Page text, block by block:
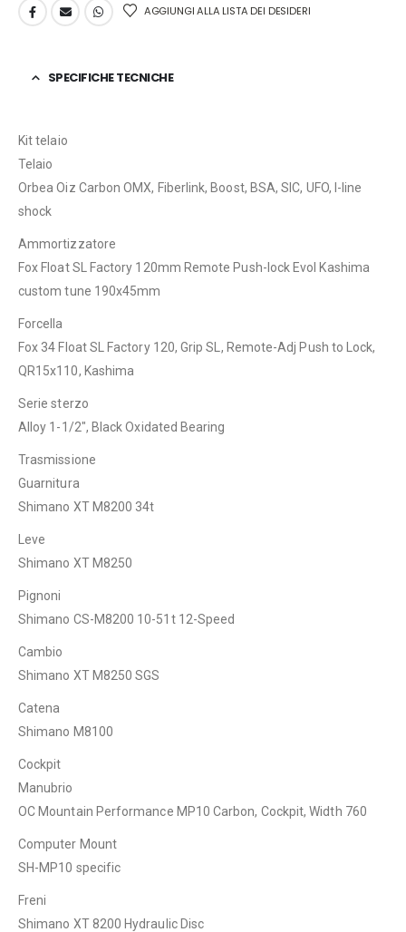
AGGIUNGI ALLA LISTA DEI DESIDERI
SPECIFICHE TECNICHE
Kit telaio
Telaio
Orbea Oiz Carbon OMX, Fiberlink, Boost, BSA, SIC, UFO, I-line
shock
Ammortizzatore
Fox Float SL Factory 120mm Remote Push-lock Evol Kashima
custom tune 190x45mm
Forcella
Fox 34 Float SL Factory 120, Grip SL, Remote-Adj Push to Lock,
QR15x110, Kashima
Serie sterzo
Alloy 1-1/2″, Black Oxidated Bearing
Trasmissione
Guarnitura
Shimano XT M8200 34t
Leve
Shimano XT M8250
Pignoni
Shimano CS-M8200 10-51t 12-Speed
Cambio
Shimano XT M8250 SGS
Catena
Shimano M8100
Cockpit
Manubrio
OC Mountain Performance MP10 Carbon, Cockpit, Width 760
Computer Mount
SH-MP10 specific
Freni
Shimano XT 8200 Hydraulic Disc